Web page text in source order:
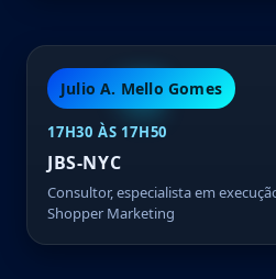
Julio A. Mello Gomes
17H30 ÀS 17H50
JBS-NYC
Consultor, especialista em
Shopper Marketing